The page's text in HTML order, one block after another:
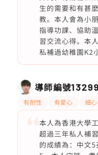
生的需要和有甚
教。本人會為小
指導功課、協助
習交流心得。本
私補過幼稚園K2
導師編號
有耐性 有愛心 細心
本人為香港大學
超過三年私人補
的成績為：中文